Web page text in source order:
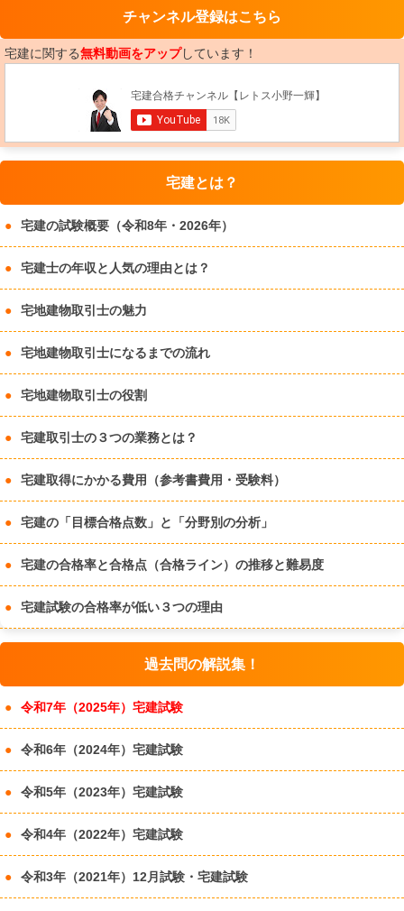
チャンネル登録はこちら
宅建に関する無料動画をアップしています！
宅建とは？
宅建の試験概要（令和8年・2026年）
宅建士の年収と人気の理由とは？
宅地建物取引士の魅力
宅地建物取引士になるまでの流れ
宅地建物取引士の役割
宅建取引士の３つの業務とは？
宅建取得にかかる費用（参考書費用・受験料）
宅建の「目標合格点数」と「分野別の分析」
宅建の合格率と合格点（合格ライン）の推移と難易度
宅建試験の合格率が低い３つの理由
過去問の解説集！
令和7年（2025年）宅建試験
令和6年（2024年）宅建試験
令和5年（2023年）宅建試験
令和4年（2022年）宅建試験
令和3年（2021年）12月試験・宅建試験